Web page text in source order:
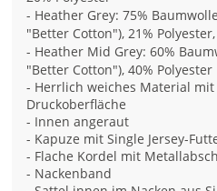
- Heather Grey: 75%
"Better Cotton"), 21% Polyester,
- Heather Mid Grey: 60%
"Better Cotton"), 40% Polyester
- Herrlich weiches Material
Druckoberfläche
- Innen angeraut
- Kapuze mit Single Jersey-
- Flache Kordel mit
- Nackenband